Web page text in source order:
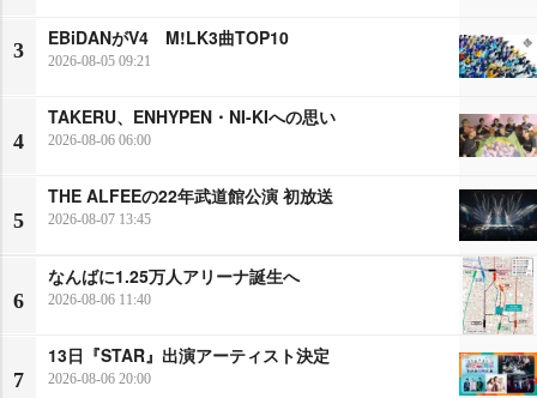
3
EBiDANがV4 M!LK3曲TOP10
2026-08-05 09:21
4
TAKERU、ENHYPEN・NI-KIへの思い
2026-08-06 06:00
5
THE ALFEEの22年武道館公演 初放送
2026-08-07 13:45
6
なんばに1.25万人アリーナ誕生へ
2026-08-06 11:40
7
13日『STAR』出演アーティスト決定
2026-08-06 20:00